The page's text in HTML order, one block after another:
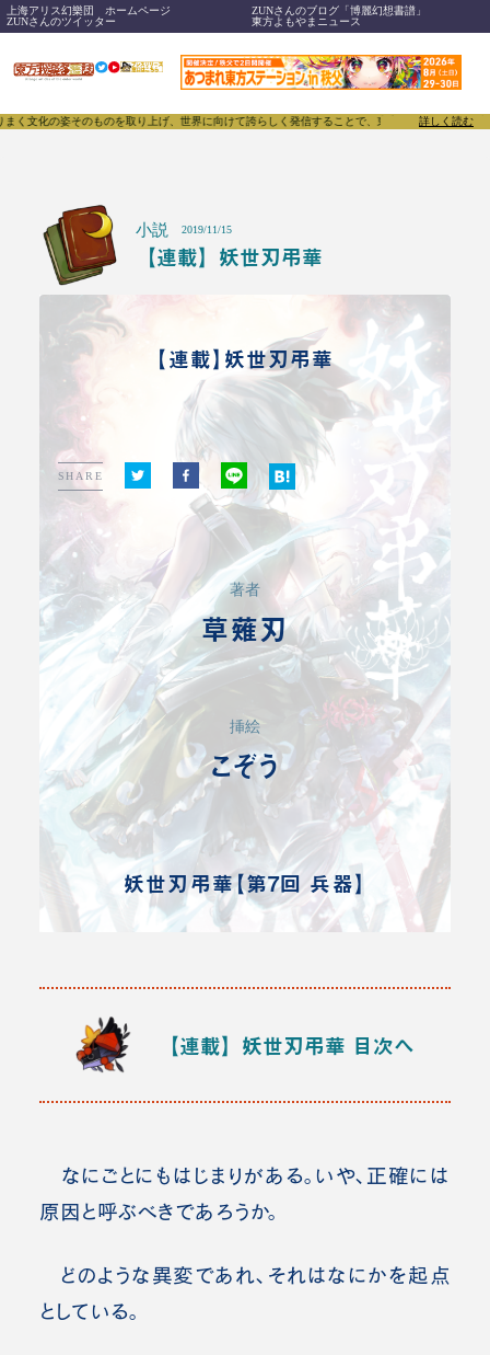
上海アリス幻樂団 ホームページ
ZUNさんのブログ「博麗幻想書譜」
ZUNさんのツイッター
東方よもやまニュース
を取り上げ、世界に向けて誇らしく発信することで、東方Projectのみならず「同人文化」そ
詳しく読む
小説 2019/11/15
【連載】妖世刃弔華
【連載】妖世刃弔華
SHARE
著者
草薙刃
挿絵
こぞう
妖世刃弔華【第7回 兵器】
【連載】妖世刃弔華 目次へ
なにごとにもはじまりがある。いや、正確には
原因と呼ぶべきであろうか。
どのような異変であれ、それはなにかを起点
としている。